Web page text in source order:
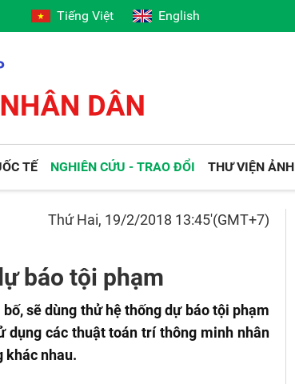
Tiếng Việt English
TẾ NGHIÊN CỨU - TRAO ĐỔI THƯ VIỆN ẢNH
Thứ Hai, 19/2/2018 13:45'(GMT+7)
báo tội phạm
sẽ dùng thử hệ thống dự báo tội phạm
dụng các thuật toán trí thông minh nhân
khác nhau.